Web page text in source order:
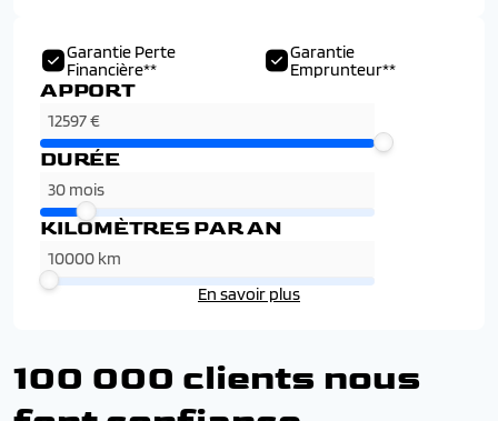
Garantie Perte
Financière**
Garantie
Emprunteur**
APPORT
DURÉE
KILOMÈTRES PAR AN
En savoir plus
100 000 clients nous